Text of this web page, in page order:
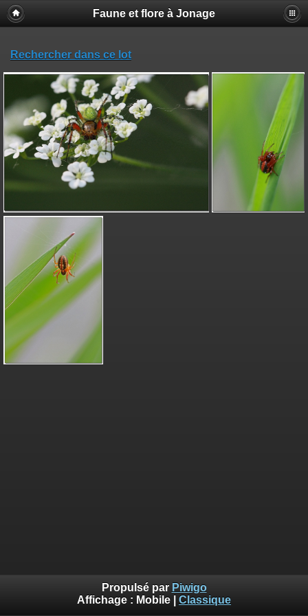
Faune et flore à Jonage
Rechercher dans ce lot
Propulsé par Piwigo
Affichage : Mobile Classique